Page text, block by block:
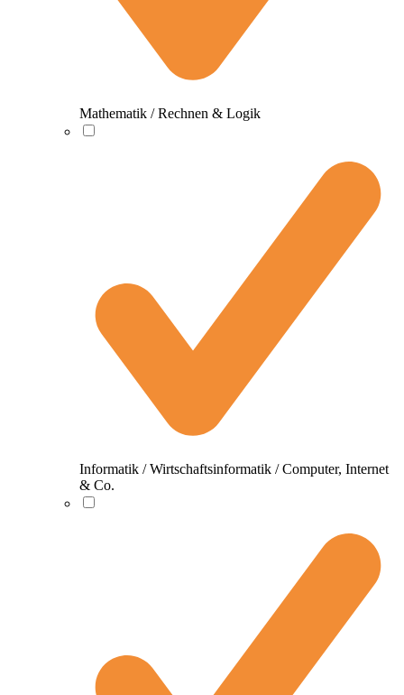
Mathematik / Rechnen & Logik
Informatik / Wirtschaftsinformatik / Computer, Internet
& Co.